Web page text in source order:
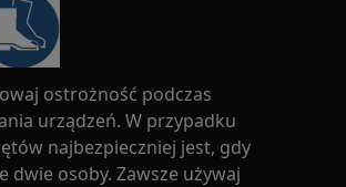
ostrożność podczas
urządzeń. W przypadku
najbezpieczniej jest, gdy
dwie osoby. Zawsze używaj